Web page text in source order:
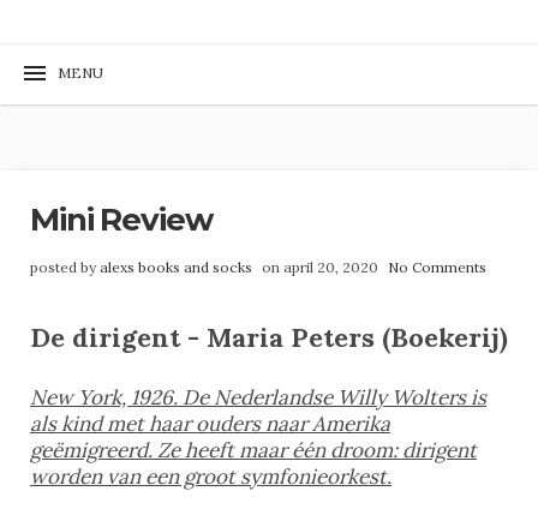
Mini Review
posted byalexs books and socks on april 20, 2020 No Comments
De dirigent - Maria Peters (Boekerij)
New York, 1926. De Nederlandse Willy Wolters is
als kind met haar ouders naar Amerika
geëmigreerd. Ze heeft maar één droom: dirigent
worden van een groot symfonieorkest.